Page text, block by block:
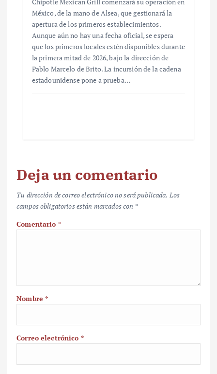
Chipotle Mexican Grill comenzará su operación en
México, de la mano de Alsea, que gestionará la
apertura de los primeros establecimientos.
Aunque aún no hay una fecha oficial, se espera
que los primeros locales estén disponibles durante
la primera mitad de 2026, bajo la dirección de
Pablo Marcelo de Brito. La incursión de la cadena
estadounidense pone a prueba…
Deja un comentario
Tu dirección de correo electrónico no será publicada. Los
campos obligatorios están marcados con *
Comentario *
Nombre*
Correo electrónico *